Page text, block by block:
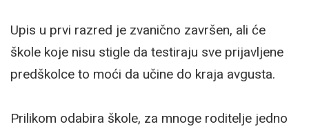
Upis u prvi razred je zvanično završen, ali će
škole koje nisu stigle da testiraju sve prijavljene
predškolce to moći da učine do kraja avgusta.
Prilikom odabira škole, za mnoge roditelje jedno